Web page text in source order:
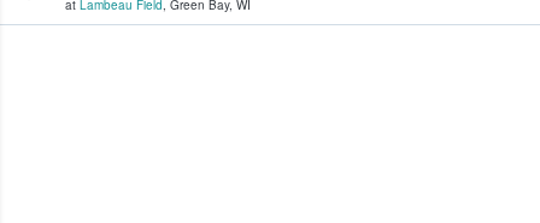
at Lambeau Field, Green Bay, WI